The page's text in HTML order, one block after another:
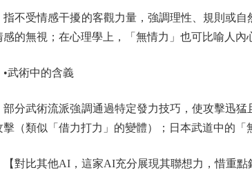
受情感干擾的客觀力量，強調理性、規則或自
感的無視；在心理學上，「無情力」也可比喻人內
術中的含義
武術流派強調通過特定發力技巧，使攻擊迅猛
擊（類似「借力打力」的變體）；日本武道中的
比其他AI，這家AI充分展現其聯想力，惜重點